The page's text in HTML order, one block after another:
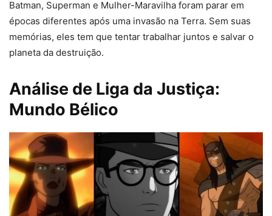
Batman, Superman e Mulher-Maravilha foram parar em
épocas diferentes após uma invasão na Terra. Sem suas
memórias, eles tem que tentar trabalhar juntos e salvar o
planeta da destruição.
Análise de Liga da Justiça:
Mundo Bélico